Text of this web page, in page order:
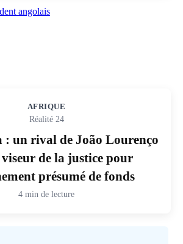
AFRIQUE
Réalité 24
: un rival de João Lourenço
viseur de la justice pour
présumé de fonds
4 min de lecture